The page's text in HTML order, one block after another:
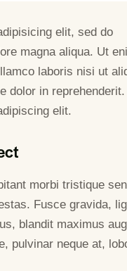
elit, sed do
magna aliqua. Ut
laboris nisi ut
dolor in reprehenderit.
elit.
morbi tristique
Fusce gravida,
blandit maximus
pulvinar neque at,